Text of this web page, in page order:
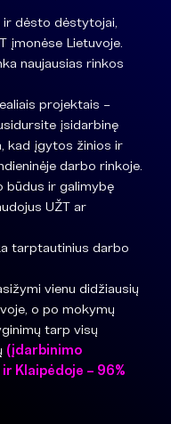
dėsto dėstytojai,
įmonėse Lietuvoje.
naujausias rinkos
projektais –
įsidarbinę
kad įgytos žinios ir
darbo rinkoje.
būdus ir galimybę
UŽT ar
tarptautinius darbo
vienu didžiausių
o po mokymų
tarp visų
(įdarbinimo
Klaipėdoje – 96%